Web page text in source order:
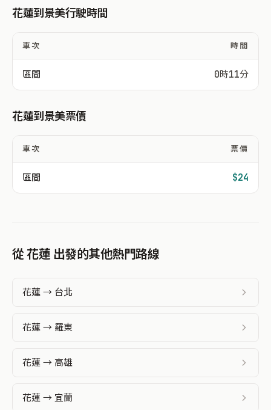
花蓮到景美行駛時間
車次 時間
區間 0時11分
花蓮到景美票價
車次 票價
區間 $24
從 花蓮 出發的其他熱門路線
花蓮 → 台北
花蓮 → 羅東
花蓮 → 高雄
花蓮 → 宜蘭